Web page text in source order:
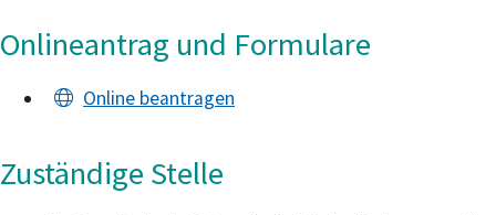
Onlineantrag und Formulare
Online beantragen
Zuständige Stelle